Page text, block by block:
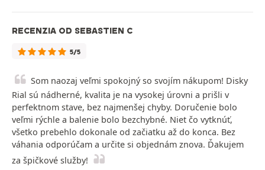
RECENZIA OD SEBASTIEN C
5/5
Som naozaj veľmi spokojný so svojím nákupom! Disky
Rial sú nádherné, kvalita je na vysokej úrovni a prišli v
perfektnom stave, bez najmenšej chyby. Doručenie bolo
veľmi rýchle a balenie bolo bezchybné. Niet čo vytknúť,
všetko prebehlo dokonale od začiatku až do konca. Bez
váhania odporúčam a určite si objednám znova. Ďakujem
za špičkové služby!